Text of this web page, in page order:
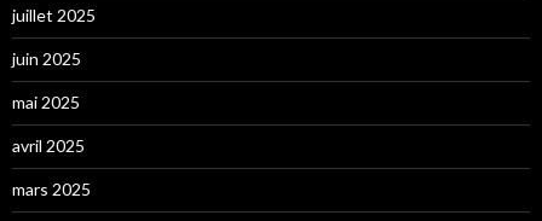
juillet 2025
juin 2025
mai 2025
avril 2025
mars 2025